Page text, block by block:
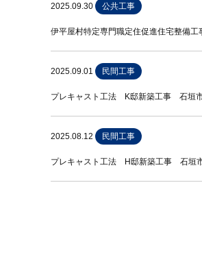
2025.09.30 公共工事
伊平屋村特定専門職定住促進住宅整備工
2025.09.01 民間工事
プレキャスト工法 K邸新築工事 石垣
2025.08.12 民間工事
プレキャスト工法 H邸新築工事 石垣